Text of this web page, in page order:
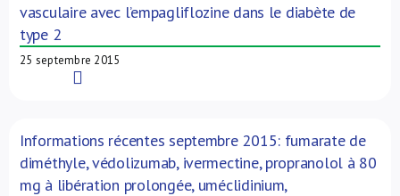
vasculaire avec l’empagliflozine dans le diabète de
type 2
25 septembre 2015
Informations récentes septembre 2015: fumarate de
diméthyle, védolizumab, ivermectine, propranolol à 80
mg à libération prolongée, uméclidinium,